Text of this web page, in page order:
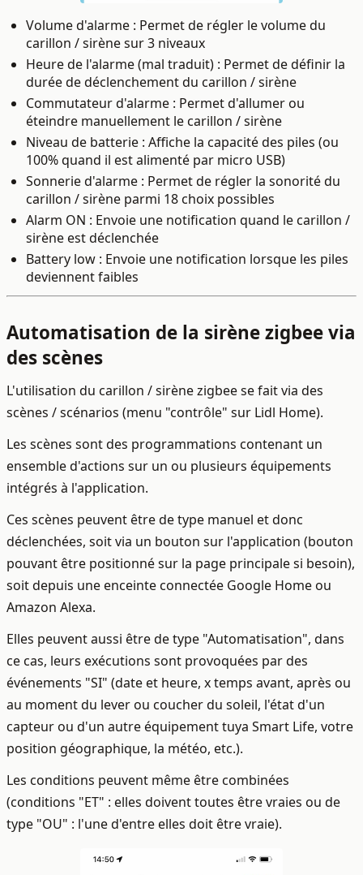
Volume d'alarme : Permet de régler le volumedu
carillon / sirènesur 3 niveaux
Heure de l'alarme (mal traduit) : Permet de définir la
durée de déclenchement du carillon / sirène
Commutateur d'alarme : Permet d'allumer ou
éteindre manuellement lecarillon / sirène
Niveau de batterie : Affiche la capacité des piles (ou
100% quand il est alimenté par micro USB)
Sonnerie d'alarme : Permet de régler la sonoritédu
carillon / sirène parmi 18 choix possibles
Alarm ON : Envoie une notification quand le carillon /
sirène est déclenchée
Battery low : Envoie une notification lorsque les piles
deviennent faibles
Automatisation de la sirène zigbee via
des scènes
L'utilisation du carillon / sirène zigbee se fait via des
scènes / scénarios (menu "contrôle" sur Lidl Home).
Les scènes sont des programmations contenant un
ensemble d'actions sur un ou plusieurs équipements
intégrés à l'application.
Ces scènes peuvent être de type manuel et donc
déclenchées, soit via un bouton sur l'application (bouton
pouvant être positionné sur la page principale si besoin),
soit depuis une enceinte connectée Google Home ou
Amazon Alexa.
Elles peuvent aussi être de type "Automatisation", dans
ce cas, leurs exécutions sont provoquées par des
événements "SI" (date et heure, x temps avant, après ou
au moment du lever ou coucher du soleil, l'état d'un
capteur ou d'un autre équipement tuya Smart Life, votre
position géographique, la météo, etc.).
Les conditions peuvent même être combinées
(conditions "ET" : elles doivent toutes être vraies ou de
type "OU" : l'une d'entre elles doit être vraie).